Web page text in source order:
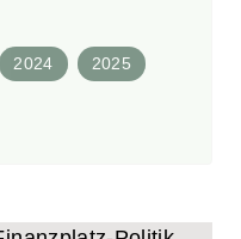
2024 2025